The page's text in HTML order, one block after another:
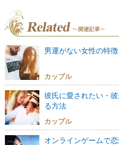
男運がない女性の特徴
カップル
彼氏に愛されたい・
る方法
カップル
オンラインゲームで